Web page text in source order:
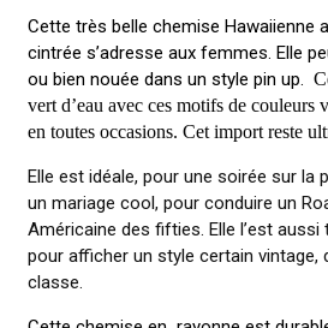
Cette très belle chemise Hawaiienne
cintrée s’adresse aux femmes. Elle
ou bien nouée dans un style pin up.
vert d’eau avec ces motifs de couleurs
en toutes occasions. Cet import reste
Elle est idéale, pour une soirée sur la
un mariage cool, pour conduire un
Américaine des fifties. Elle l’est
pour afficher un style certain vintage,
classe.